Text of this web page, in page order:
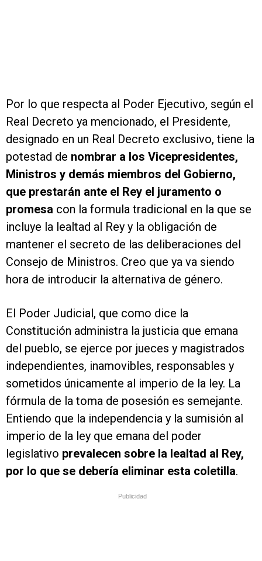
Por lo que respecta al Poder Ejecutivo, según el
Real Decreto ya mencionado, el Presidente,
designado en un Real Decreto exclusivo, tiene la
potestad de nombrar a los Vicepresidentes,
Ministros y demás miembros del Gobierno,
que prestarán ante el Rey el juramento o
promesa con la formula tradicional en la que se
incluye la lealtad al Rey y la obligación de
mantener el secreto de las deliberaciones del
Consejo de Ministros. Creo que ya va siendo
hora de introducir la alternativa de género.
El Poder Judicial, que como dice la
Constitución administra la justicia que emana
del pueblo, se ejerce por jueces y magistrados
independientes, inamovibles, responsables y
sometidos únicamente al imperio de la ley. La
fórmula de la toma de posesión es semejante.
Entiendo que la independencia y la sumisión al
imperio de la ley que emana del poder
legislativo prevalecen sobre la lealtad al Rey,
por lo que se debería eliminar esta coletilla.
Publicidad